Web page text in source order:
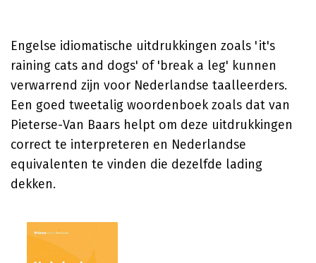
Engelse idiomatische uitdrukkingen zoals 'it's
raining cats and dogs' of 'break a leg' kunnen
verwarrend zijn voor Nederlandse taalleerders.
Een goed tweetalig woordenboek zoals dat van
Pieterse-Van Baars helpt om deze uitdrukkingen
correct te interpreteren en Nederlandse
equivalenten te vinden die dezelfde lading
dekken.